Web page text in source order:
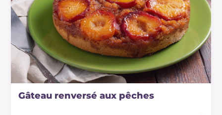
Gâteau renversé aux pêches